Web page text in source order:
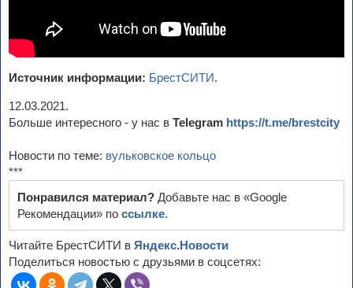
Источник информации: БрестСИТИ.
12.03.2021.
Больше интересного - у нас в Telegram https://t.me/brestcity
Новости по теме: вульковское кольцо
***
Понравился материал? Добавьте нас в «Google
Рекомендации» по ссылке.
Читайте БрестСИТИ в Яндекс.Новости
Поделиться новостью с друзьями в соцсетях: